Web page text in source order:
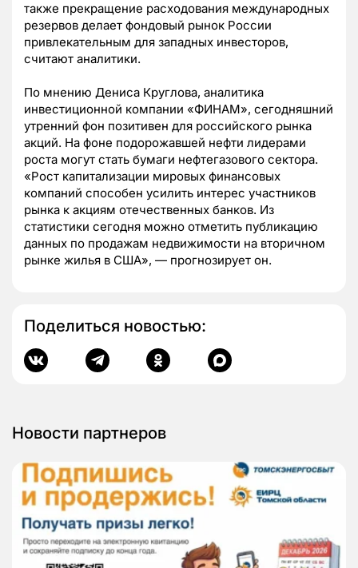
также прекращение расходования международных
резервов делает фондовый рынок России
привлекательным для западных инвесторов,
считают аналитики.
По мнению Дениса Круглова, аналитика
инвестиционной компании «ФИНАМ», сегодняшний
утренний фон позитивен для российского рынка
акций. На фоне подорожавшей нефти лидерами
роста могут стать бумаги нефтегазового сектора.
«Рост капитализации мировых финансовых
компаний способен усилить интерес участников
рынка к акциям отечественных банков. Из
статистики сегодня можно отметить публикацию
данных по продажам недвижимости на вторичном
рынке жилья в США», — прогнозирует он.
Поделиться новостью:
Новости партнеров